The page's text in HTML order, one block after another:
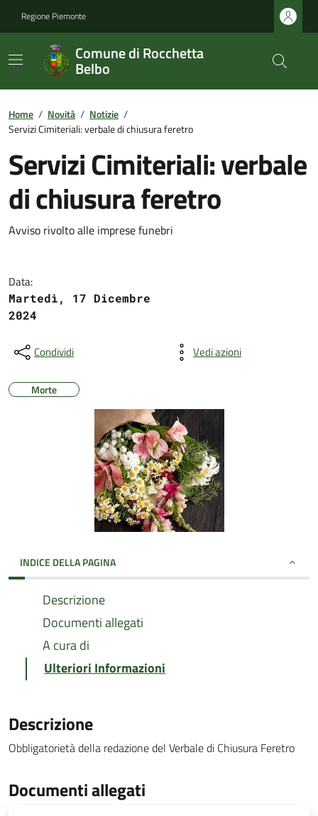
Regione Piemonte
Comune di Rocchetta
Belbo
Home / Novità / Notizie /
Servizi Cimiteriali: verbale di chiusura feretro
Servizi Cimiteriali: verbale
di chiusura feretro
Avviso rivolto alle imprese funebri
Data:
Martedì, 17 Dicembre
2024
Condividi Vedi azioni
Morte
INDICE DELLA PAGINA
Descrizione
Documenti allegati
A cura di
Ulteriori Informazioni
Descrizione
Obbligatorietà della redazione del Verbale di Chiusura Feretro
Documenti allegati